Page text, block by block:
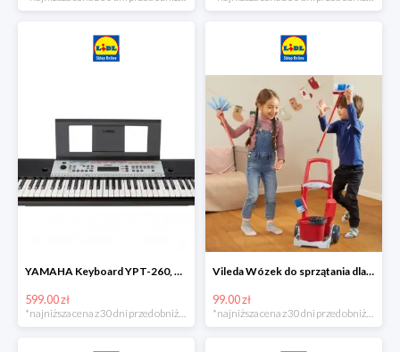
YAMAHA Keyboard YPT-260, 61 klawiszy
599.00 zł
*najniższa cena z 30 dni przed obniżką
Vileda Wózek do sprzątania dla dzieci
99.00 zł
*najniższa cena z 30 dni przed obniżką